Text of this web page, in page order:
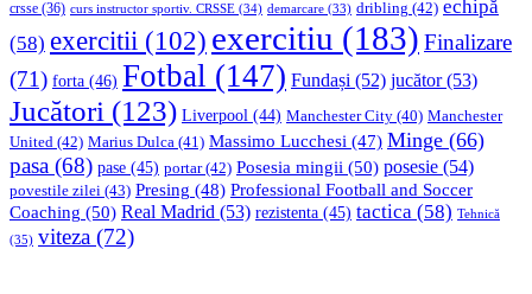
crsse (36) curs instructor sportiv. CRSSE (34) demarcare (33) dribling (42) echipă
(58) exercitii (102) exercitiu (183) Finalizare
(71) forta (46) Fotbal (147) Fundași (52) jucător(53)
Jucători (123) Liverpool (44) Manchester City (40) Manchester
United (42) Marius Dulca (41) Massimo Lucchesi (47) Minge (66)
pasa (68) pase (45) portar(42) Posesia mingii (50) posesie (54)
povestile zilei (43) Presing (48) Professional Football and Soccer
Coaching (50) Real Madrid (53) rezistenta (45) tactica (58) Tehnică
(35) viteza (72)